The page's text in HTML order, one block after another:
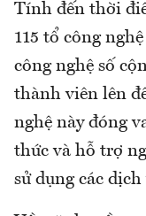
Tính đến thời
115 tổ công
công nghệ số
thành viên lên
nghệ này đóng
thức và hỗ trợ
sử dụng các dịch